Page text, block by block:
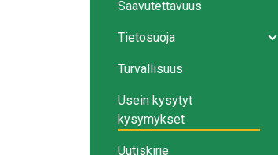
Saavutettavuus
Tietosuoja
Turvallisuus
Usein kysytyt
kysymykset
Uutiskirje